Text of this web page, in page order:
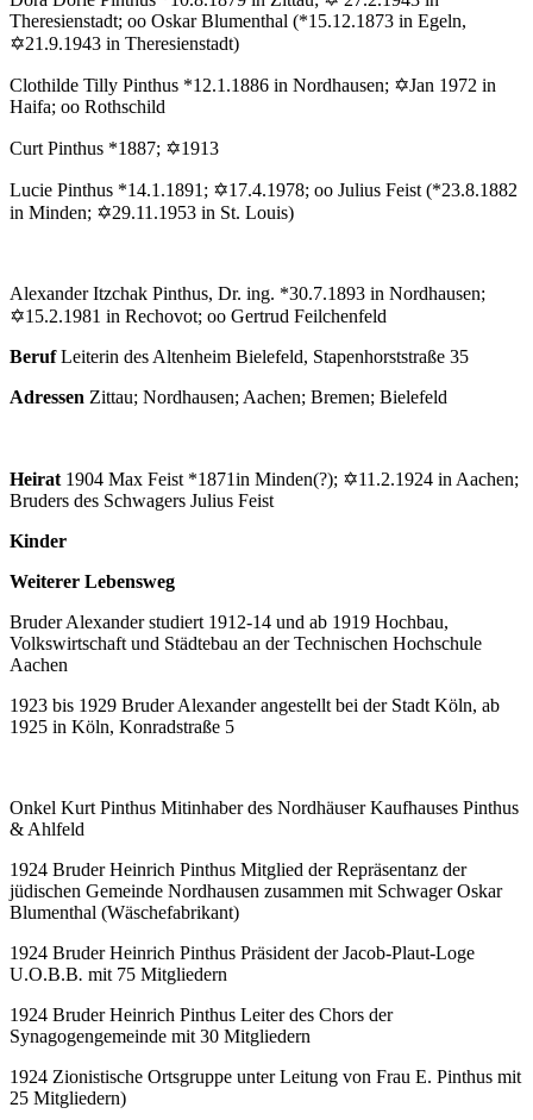
Theresienstadt; oo Oskar Blumenthal (*15.12.1873 in Egeln,
✡21.9.1943 in Theresienstadt)
Clothilde Tilly Pinthus *12.1.1886 in Nordhausen; ✡Jan 1972 in
Haifa; oo Rothschild
Curt Pinthus *1887; ✡1913
Lucie Pinthus *14.1.1891; ✡17.4.1978; oo Julius Feist (*23.8.1882
in Minden; ✡29.11.1953 in St. Louis)
Alexander Itzchak Pinthus, Dr. ing. *30.7.1893 in Nordhausen;
✡15.2.1981 in Rechovot; oo Gertrud Feilchenfeld
BerufLeiterin des Altenheim Bielefeld, Stapenhorststraße 35
Adressen Zittau; Nordhausen; Aachen; Bremen; Bielefeld
Heirat 1904 Max Feist *1871in Minden(?); ✡11.2.1924 in Aachen;
Bruders des Schwagers Julius Feist
Kinder
Weiterer Lebensweg
Bruder Alexander studiert 1912-14 und ab 1919 Hochbau,
Volkswirtschaft und Städtebau an der Technischen Hochschule
Aachen
1923 bis 1929 Bruder Alexander angestellt bei der Stadt Köln, ab
1925 in Köln, Konradstraße 5
Onkel Kurt Pinthus Mitinhaber des Nordhäuser Kaufhauses Pinthus
& Ahlfeld
1924 Bruder Heinrich Pinthus Mitglied der Repräsentanz der
jüdischen Gemeinde Nordhausen zusammen mit Schwager Oskar
Blumenthal (Wäschefabrikant)
1924 Bruder Heinrich Pinthus Präsident der Jacob-Plaut-Loge
U.O.B.B. mit 75 Mitgliedern
1924 Bruder Heinrich Pinthus Leiter des Chors der
Synagogengemeinde mit 30 Mitgliedern
1924 Zionistische Ortsgruppe unter Leitung von Frau E. Pinthus mit
25 Mitgliedern)